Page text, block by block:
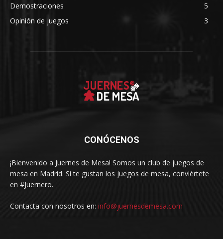
Demostraciones
5
Opinión de juegos
3
CONÓCENOS
¡Bienvenido a Juernes de Mesa! Somos un club de juegos de
mesa en Madrid. Si te gustan los juegos de mesa, conviértete
en #Juernero.
Contacta con nosotros en: info@juernesdemesa.com